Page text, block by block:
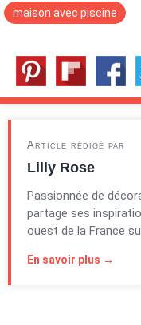
maison avec piscine
Article rédigé par
Lilly Rose
Passionnée de
partage ses
ouest de la France
En savoir plus →